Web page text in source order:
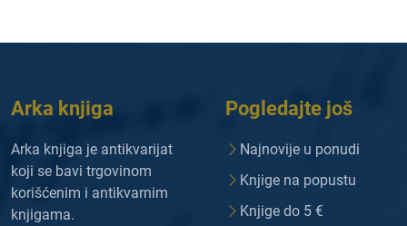
Arka knjiga
Arka knjiga je antikvarijat
koji se bavi trgovinom
korišćenim i antikvarnim
knjigama.
Pogledajte još
Najnovije u ponudi
Knjige na popustu
Knjige do 5 €